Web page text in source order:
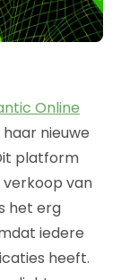
Online
haar nieuwe
platform
van
het erg
iedere
heeft.